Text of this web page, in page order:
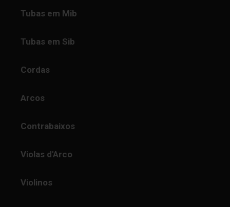
Tubas em Mib
Tubas em Sib
Cordas
Arcos
Contrabaixos
Violas d'Arco
Violinos